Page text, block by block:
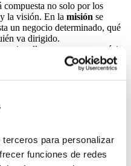
para personalizar
funciones de redes
compuesta no solo por los
la visión. En la misión se
un negocio determinado, qué
va dirigido.
quiere llegar a ser, un propósito
su meta ideal.
en el punto anterior, serían los
a la hora de plantear el
humanos. Hay varios
reclutamiento
plantilla y, por último, estaría
dentro de la